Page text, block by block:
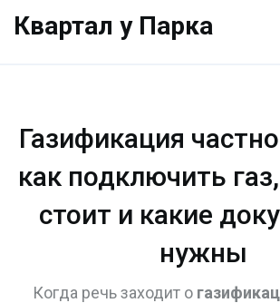
Квартал у Парка
Газификация
как подключить
стоит и какие
нужны
Когда речь заходит о